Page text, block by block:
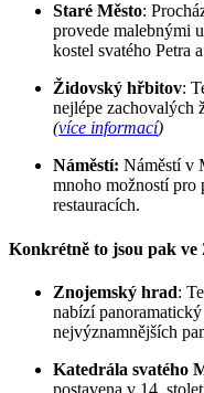
Staré Město:
provede malebnými
kostel svatého Petra
Židovský hřbitov:
nejlépe zachovalých
(více informací)
Náměstí: Náměstí v
mnoho možností pro
restauracích.
Konkrétně to jsou pak ve
Znojemský hrad:
nabízí
nejvýznamnějších
Katedrála svatého
postavena v 14.